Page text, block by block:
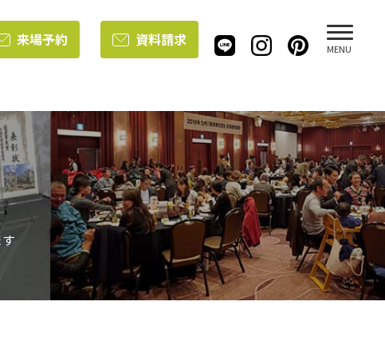
来場予約 資料請求
MENU